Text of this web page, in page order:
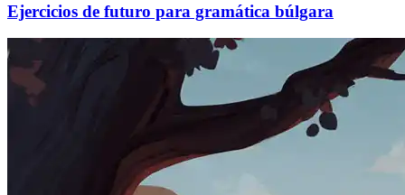
Ejercicios de futuro para gramática búlgara